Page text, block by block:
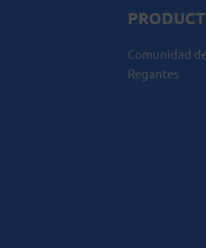
Comunidad
Regantes